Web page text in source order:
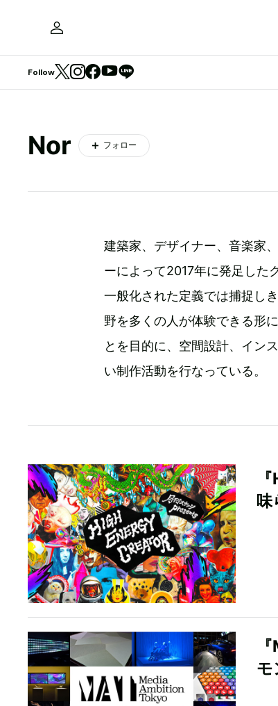
Follow
Nor フォロー
建築家、デザイナー、音楽家
ーによって2017年に発足した
一般化された定義では捕捉し
野を多くの人が体験できる形
とを目的に、空間設計、イン
い制作活動を行なっている。
味
モ